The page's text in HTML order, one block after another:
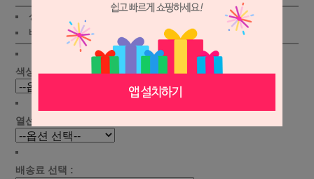
상품가 : 248,000원
배송비 : (조건) 지역별 !
색상 선택 :
열선 선택 :
배송료 선택 :